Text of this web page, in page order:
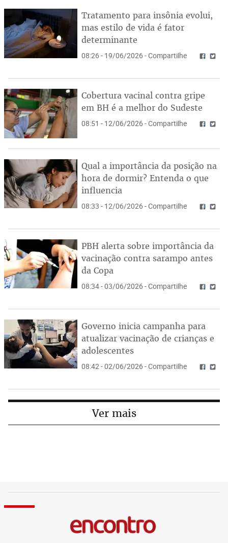
Tratamento para insônia evolui,
mas estilo de vida é fator
determinante
08:26 - 19/06/2026 - Compartilhe
Cobertura vacinal contra gripe
em BH é a melhor do Sudeste
08:51 - 12/06/2026 - Compartilhe
Qual a importância da posição na
hora de dormir? Entenda o que
influencia
08:33 - 12/06/2026 - Compartilhe
PBH alerta sobre importância da
vacinação contra sarampo antes
da Copa
08:34 - 03/06/2026 - Compartilhe
Governo inicia campanha para
atualizar vacinação de crianças e
adolescentes
08:42 - 02/06/2026 - Compartilhe
Ver mais